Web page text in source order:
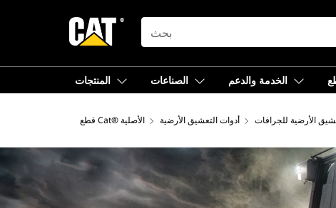
SEARCH
المنتجات الصناعات الخدمة والدعم
قطع Cat®‎ الأصلية أدوات التعشيق الأرضية الأرضية للجرافات